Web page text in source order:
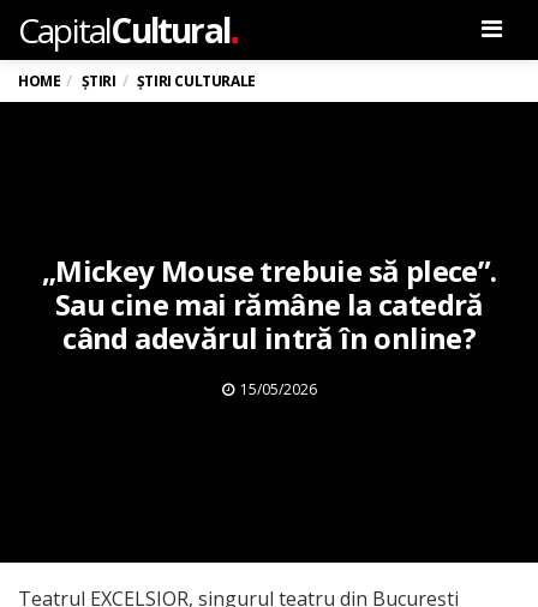
CapitalCultural.
HOME ȘTIRI ȘTIRI CULTURALE
„Mickey Mouse trebuie să plece”.
Sau cine mai rămâne la catedră
când adevărul intră în online?
15/05/2026
Teatrul EXCELSIOR, singurul teatru din București